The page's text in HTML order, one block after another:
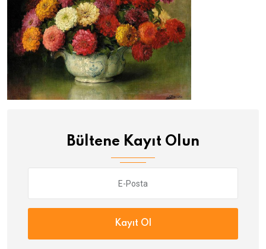
Bültene Kayıt Olun
Kayıt Ol